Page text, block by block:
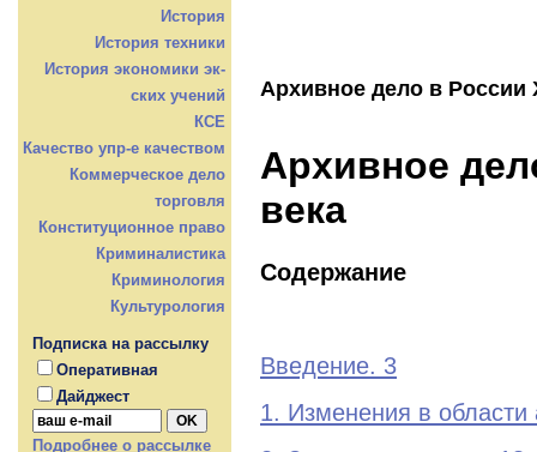
История
История техники
История экономики эк-
ских учений
КСЕ
Качество упр-е качеством
Коммерческое дело
торговля
Конституционное право
Криминалистика
Криминология
Культурология
Подписка на рассылку
Оперативная
Дайджест
Подробнее о рассылке
Архивное дело в России
Архивное
века
Содержание
Введение. 3
1. Изменения в области